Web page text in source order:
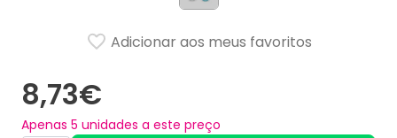
8,73€
Apenas 5 unidades a este preço
Adicionar aos meus favoritos